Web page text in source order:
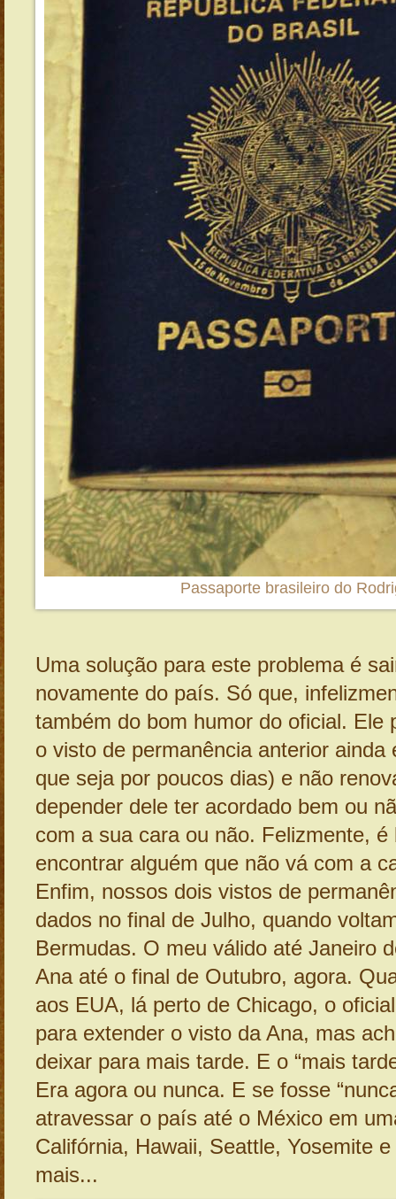
Passaporte brasileiro do
Uma solução para este problema é
novamente do país. Só que,
também do bom humor do oficial. Ele
o visto de permanência anterior ainda
que seja por poucos dias) e não
depender dele ter acordado bem ou
com a sua cara ou não. Felizmente, é
encontrar alguém que não vá com a
Enfim, nossos dois vistos de
dados no final de Julho, quando
Bermudas. O meu válido até Janeiro
Ana até o final de Outubro, agora.
aos EUA, lá perto de Chicago, o
para extender o visto da Ana, mas
deixar para mais tarde. E o “mais
Era agora ou nunca. E se fosse
atravessar o país até o México em
Califórnia, Hawaii, Seattle, Yosemite
mais...